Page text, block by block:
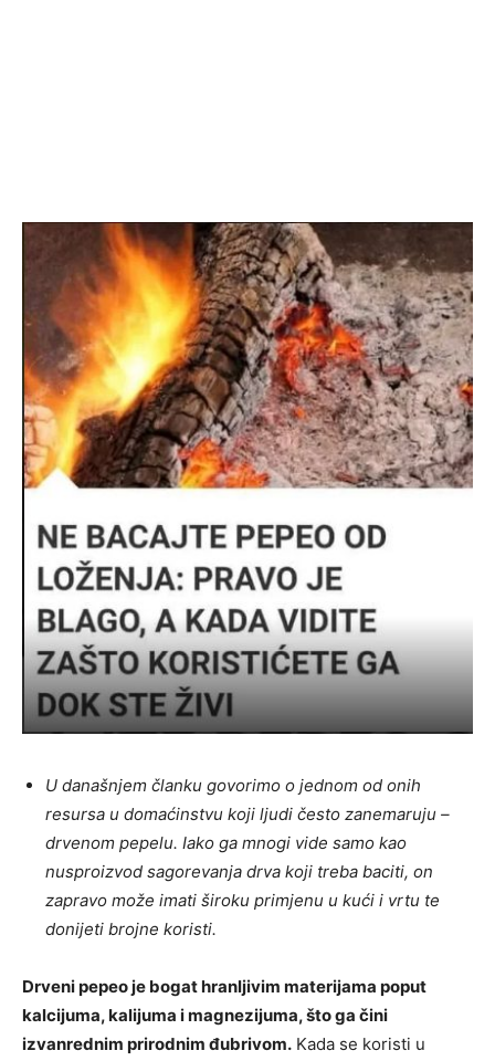
U današnjem članku govorimo o jednom od onih
resursa u domaćinstvu koji ljudi često zanemaruju –
drvenom pepelu. Iako ga mnogi vide samo kao
nusproizvod sagorevanja drva koji treba baciti, on
zapravo može imati široku primjenu u kući i vrtu te
donijeti brojne koristi.
Drveni pepeo je bogat hranljivim materijama poput
kalcijuma, kalijuma i magnezijuma, što ga čini
izvanrednim prirodnim đubrivom. Kada se koristi u